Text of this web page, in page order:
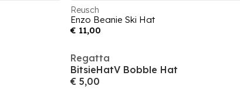
Reusch
Enzo Beanie Ski Hat
€ 11,00
Regatta
BitsieHatV Bobble Hat
€ 5,00